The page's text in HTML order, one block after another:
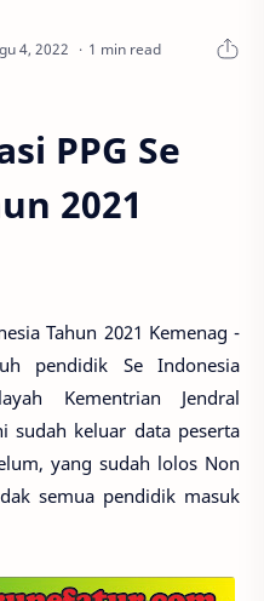
1 min read
PPG Se
2021
Tahun 2021 Kemenag -
pendidik Se Indonesia
Kementrian Jendral
sudah keluar data peserta
yang sudah lolos Non
semua pendidik masuk